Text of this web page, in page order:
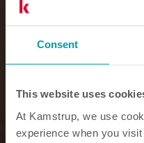
Consent
This website uses
At Kamstrup, we use
experience when you